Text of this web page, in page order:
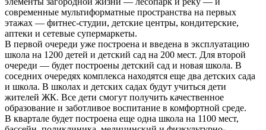
современные мультиформатные пространства на первых
этажах — фитнес-студии, детские центры, кондитерские,
аптеки и сетевые супермаркеты.
В первой очереди уже построена и введена в эксплуатацию
школа на 1200 детей и детский сад на 200 мест. Для второй
очереди — будет построены детский сад и новая школа. В
соседних очередях комплекса находятся еще два детских сада
и школа. В школах и детских садах будут учиться дети
жителей ЖК. Все дети смогут получить качественное
образование и заботливое воспитание в комфортной среде.
В квартале будет построена еще одна школа на 1100 мест,